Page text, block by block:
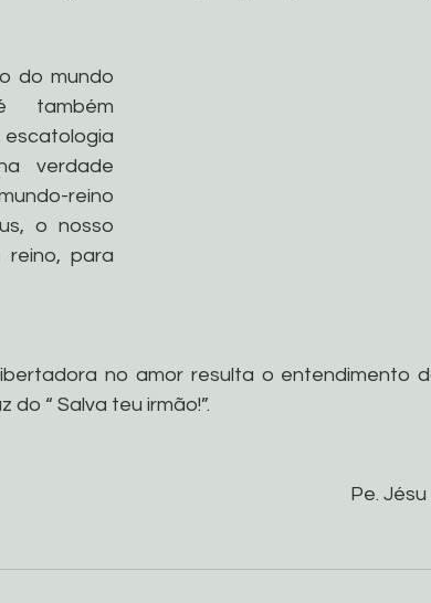
do mundo
também
verdade
reino
o nosso
para
no amor resulta o entendimento
do “ Salva teu irmão!”.
Pe. Jésu